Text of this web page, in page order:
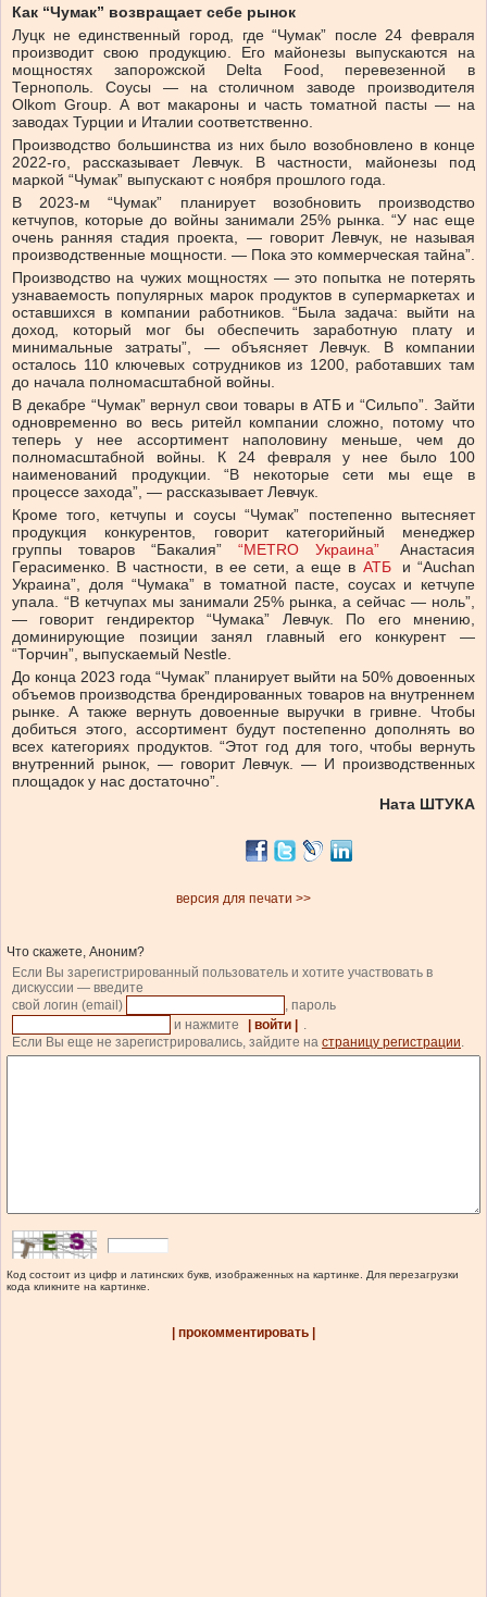
Как “Чумак” возвращает себе рынок
Луцк не единственный город, где “Чумак” после 24 февраля
производит свою продукцию. Его майонезы выпускаются на
мощностях запорожской Delta Food, перевезенной в
Тернополь. Соусы — на столичном заводе производителя
Olkom Group. А вот макароны и часть томатной пасты — на
заводах Турции и Италии соответственно.
Производство большинства из них было возобновлено в конце
2022-го, рассказывает Левчук. В частности, майонезы под
маркой “Чумак” выпускают с ноября прошлого года.
В 2023-м “Чумак” планирует возобновить производство
кетчупов, которые до войны занимали 25% рынка. “У нас еще
очень ранняя стадия проекта, — говорит Левчук, не называя
производственные мощности. — Пока это коммерческая тайна”.
Производство на чужих мощностях — это попытка не потерять
узнаваемость популярных марок продуктов в супермаркетах и
оставшихся в компании работников. “Была задача: выйти на
доход, который мог бы обеспечить заработную плату и
минимальные затраты”, — объясняет Левчук. В компании
осталось 110 ключевых сотрудников из 1200, работавших там
до начала полномасштабной войны.
В декабре “Чумак” вернул свои товары в АТБ и “Сильпо”. Зайти
одновременно во весь ритейл компании сложно, потому что
теперь у нее ассортимент наполовину меньше, чем до
полномасштабной войны. К 24 февраля у нее было 100
наименований продукции. “В некоторые сети мы еще в
процессе захода”, — рассказывает Левчук.
Кроме того, кетчупы и соусы “Чумак” постепенно вытесняет
продукция конкурентов, говорит категорийный менеджер
группы товаров “Бакалия” “METRO Украина”
Анастасия
Герасименко. В частности, в ее сети, а еще в АТБ
и “Auchan
Украина”, доля “Чумака” в томатной пасте, соусах и кетчупе
упала. “В кетчупах мы занимали 25% рынка, а сейчас — ноль”,
— говорит гендиректор “Чумака” Левчук. По его мнению,
доминирующие позиции занял главный его конкурент —
“Торчин”, выпускаемый Nestle.
До конца 2023 года “Чумак” планирует выйти на 50% довоенных
объемов производства брендированных товаров на внутреннем
рынке. А также вернуть довоенные выручки в гривне. Чтобы
добиться этого, ассортимент будут постепенно дополнять во
всех категориях продуктов. “Этот год для того, чтобы вернуть
внутренний рынок, — говорит Левчук. — И производственных
площадок у нас достаточно”.
Ната ШТУКА
версия для печати >>
Что скажете, Аноним?
Если Вы зарегистрированный пользователь и хотите участвовать в
дискуссии — введите
свой логин (email)
, пароль
и нажмите
| войти |
.
Если Вы еще не зарегистрировались, зайдите на страницу регистрации.
Код состоит из цифр и латинских букв, изображенных на картинке. Для перезагрузки
кода кликните на картинке.
| прокомментировать |